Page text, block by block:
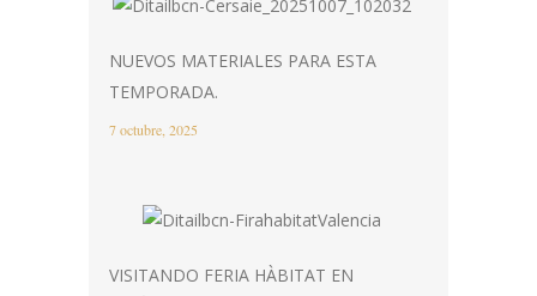
NUEVOS MATERIALES PARA ESTA
TEMPORADA.
7 octubre, 2025
VISITANDO FERIA HÀBITAT EN